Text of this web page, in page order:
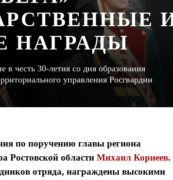
НАГРАДЫ
честь 30-летия со дня образования
управления Росгвардии
по поручению главы региона
Ростовской области Михаил Корнеев.
отряда, награждены высокими